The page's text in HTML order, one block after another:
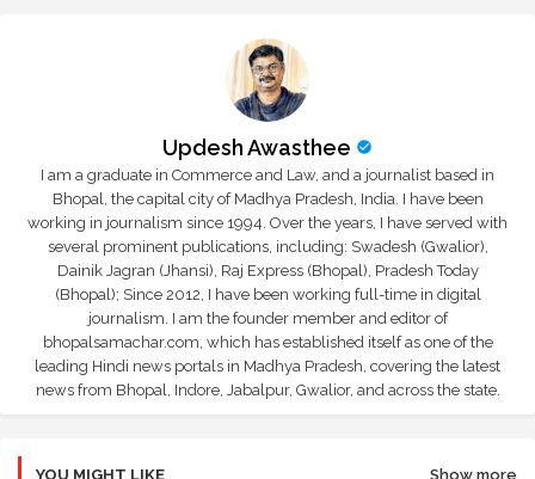
Updesh Awasthee
I am a graduate in Commerce and Law, and a journalist based in
Bhopal, the capital city of Madhya Pradesh, India. I have been
working in journalism since 1994. Over the years, I have served with
several prominent publications, including: Swadesh (Gwalior),
Dainik Jagran (Jhansi), Raj Express (Bhopal), Pradesh Today
(Bhopal); Since 2012, I have been working full-time in digital
journalism. I am the founder member and editor of
bhopalsamachar.com, which has established itself as one of the
leading Hindi news portals in Madhya Pradesh, covering the latest
news from Bhopal, Indore, Jabalpur, Gwalior, and across the state.
YOU MIGHT LIKE Show more